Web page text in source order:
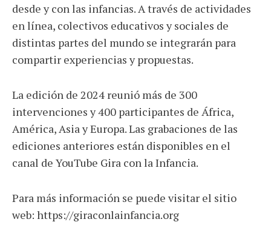
desde y con las infancias. A través de actividades
en línea, colectivos educativos y sociales de
distintas partes del mundo se integrarán para
compartir experiencias y propuestas.
La edición de 2024 reunió más de 300
intervenciones y 400 participantes de África,
América, Asia y Europa. Las grabaciones de las
ediciones anteriores están disponibles en el
canal de YouTube Gira con la Infancia.
Para más información se puede visitar el sitio
web: https://giraconlainfancia.org